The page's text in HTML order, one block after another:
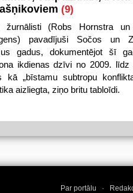
(9)
žurnālisti (Robs Hornstra
pavadījuši Sočos un
gadus, dokumentējot šī
ikdienas dzīvi no 2009. līdz
kā „bīstamu subtropu
aizliegta, ziņo britu tabloīdi.
Par portālu ·